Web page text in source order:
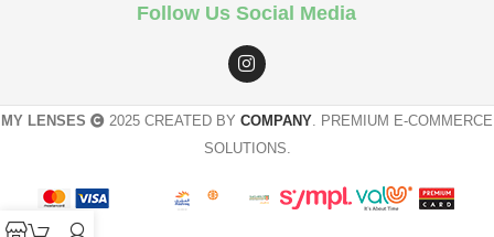
Follow Us Social Media
MY LENSES 2025 CREATED BY COMPANY . PREMIUM E-COMMERCE
SOLUTIONS.